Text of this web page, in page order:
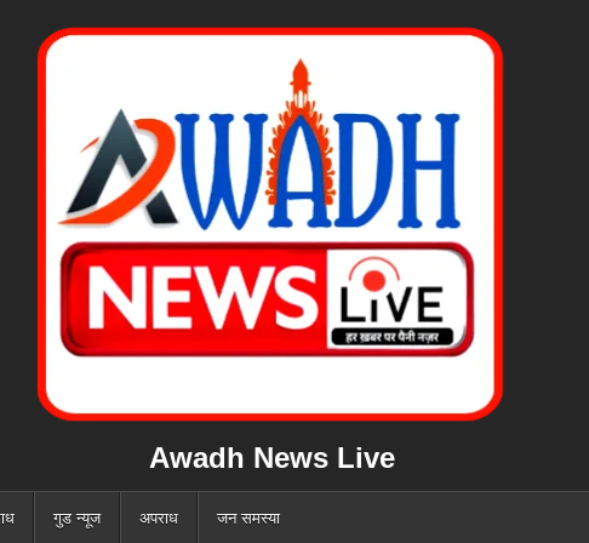
Awadh News Live
गुड न्यूज अपराध जन समस्या